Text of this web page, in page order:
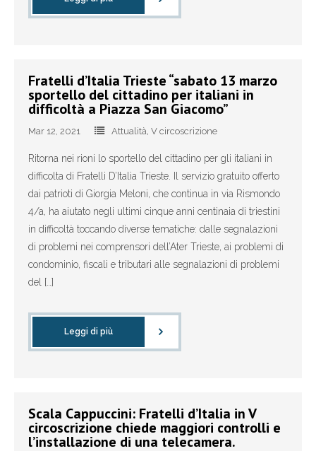
- - Circolo Trieste
- - Circolo Duino Aurisina, Sgonico e Monrupino
- Coordinamento provinciale
- - Regione
- - Trieste
- - - Giunta comunale
- - - Consiglio comunale
Materiali
- Emergenza corona virus - iniziative per l'Italia
Fratelli d’Italia Trieste “sabato 13 marzo
sportello del cittadino per italiani in
difficoltà a Piazza San Giacomo”
Mar 12, 2021 Attualità, V circoscrizione
Ritorna nei rioni lo sportello del cittadino per gli italiani in
difficolta di Fratelli D’Italia Trieste. Il servizio gratuito offerto
dai patrioti di Giorgia Meloni, che continua in via Rismondo
4/a, ha aiutato negli ultimi cinque anni centinaia di triestini
in difficoltà toccando diverse tematiche: dalle segnalazioni
di problemi nei comprensori dell’Ater Trieste, ai problemi di
condominio, fiscali e tributari alle segnalazioni di problemi
del […]
Leggi di più
Scala Cappuccini: Fratelli d’Italia in V
circoscrizione chiede maggiori controlli e
l’installazione di una telecamera.